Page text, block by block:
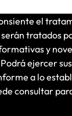
el
tratados
y
ejercer
a lo
consultar